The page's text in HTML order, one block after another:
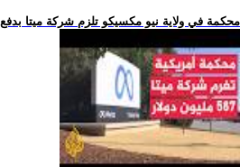
.. محكمة في ولاية نيو مكسيكو تلزم شركة ميتا بدفع 567 مليون دولا